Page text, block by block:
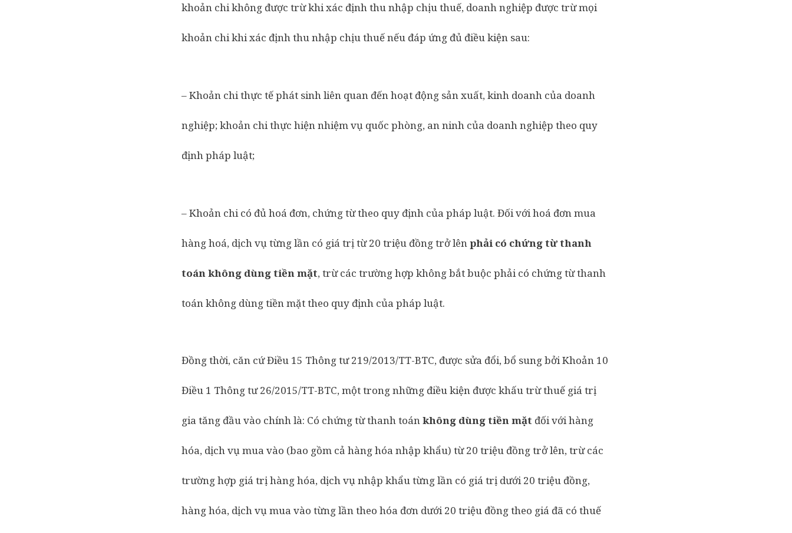
khoản chi không được trừ khi xác định thu nhập chịu thuế, doanh nghiệp được trừ mọi
khoản chi khi xác định thu nhập chịu thuế nếu đáp ứng đủ điều kiện sau:
– Khoản chi thực tế phát sinh liên quan đến hoạt động sản xuất, kinh doanh của doanh
nghiệp; khoản chi thực hiện nhiệm vụ quốc phòng, an ninh của doanh nghiệp theo quy
định pháp luật;
– Khoản chi có đủ hoá đơn, chứng từ theo quy định của pháp luật. Đối với hoá đơn mua
hàng hoá, dịch vụ từng lần có giá trị từ 20 triệu đồng trở lên phải có chứng từ thanh
toán không dùng tiền mặt, trừ các trường hợp không bắt buộc phải có chứng từ thanh
toán không dùng tiền mặt theo quy định của pháp luật.
Đồng thời, căn cứ Điều 15 Thông tư 219/2013/TT-BTC, được sửa đổi, bổ sung bởi Khoản 10
Điều 1 Thông tư 26/2015/TT-BTC, một trong những điều kiện được khấu trừ thuế giá trị
gia tăng đầu vào chính là: Có chứng từ thanh toánkhông dùng tiền mặt đối với hàng
hóa, dịch vụ mua vào (bao gồm cả hàng hóa nhập khẩu) từ 20 triệu đồng trở lên, trừ các
trường hợp giá trị hàng hóa, dịch vụ nhập khẩu từng lần có giá trị dưới 20 triệu đồng,
hàng hóa, dịch vụ mua vào từng lần theo hóa đơn dưới 20 triệu đồng theo giá đã có thuế